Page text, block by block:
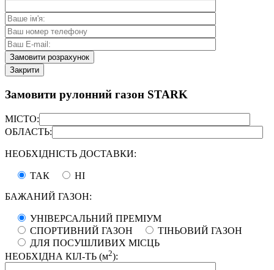
Закрити
Замовити рулонний газон STARK
МІСТО:
ОБЛАСТЬ:
НЕОБХІДНІСТЬ ДОСТАВКИ:
ТАК
НІ
БАЖАНИЙ ГАЗОН:
УНІВЕРСАЛЬНИЙ ПРЕМІУМ
СПОРТИВНИЙ ГАЗОН
ТІНЬОВИЙ ГАЗОН
ДЛЯ ПОСУШЛИВИХ МІСЦЬ
НЕОБХІДНА КІЛ-ТЬ (м2):